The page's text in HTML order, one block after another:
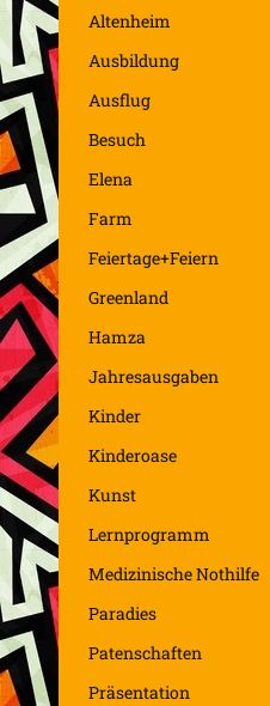
Altenheim
Ausbildung
Ausflug
Besuch
Elena
Farm
Feiertage+Feiern
Greenland
Hamza
Jahresausgaben
Kinder
Kinderoase
Kunst
Lernprogramm
Medizinische Nothilfe
Paradies
Patenschaften
Präsentation